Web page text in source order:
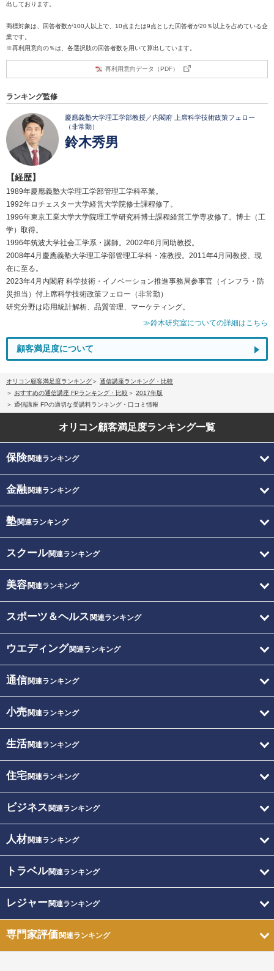
出しております。
商標対象は、回答者数が100人以上で、10点または9点とした回答者が20％以上を占めている企
業です。
※再利用意向の％は、各選択肢の回答者数を用いて算出しています。
再利用意向データ（PDF）
ランキング監修
慶應義塾大学理工学部教授／内閣府 上席科学技術政策フェロー
（非常勤）
鈴木秀男
【経歴】
1989年慶應義塾大学理工学部管理工学科卒業。
1992年ロチェスター大学経営大学院修士課程修了。
1996年東京工業大学大学院理工学研究科博士課程経営工学専攻修了。博士（工
学）取得。
1996年筑波大学社会工学系・講師。2002年6月同助教授。
2008年4月慶應義塾大学理工学部管理工学科・准教授。2011年4月同教授、現
在に至る。
2023年4月内閣府 科学技術・イノベーション推進事務局参事官（インフラ・防
災担当）付上席科学技術政策フェロー（非常勤）
研究分野は応用統計解析、品質管理、マーケティング。
≫鈴木研究室についての詳細はこちら
顧客満足度について
オリコン顧客満足度ランキング
通信講座ランキング・比較
おすすめの通信講座 FPランキング・比較
2017年版
通信講座 FPの適切な受講料ランキング・口コミ情報
オリコン顧客満足度ランキング一覧
保険関連ランキング
金融関連ランキング
塾関連ランキング
スクール関連ランキング
美容関連ランキング
スポーツ＆ヘルス 関連ランキング
ウエディング関連ランキング
通信関連ランキング
小売関連ランキング
生活関連ランキング
住宅関連ランキング
ビジネス 関連ランキング
人材関連ランキング
トラベル関連ランキング
レジャー関連ランキング
専門家評価関連ランキング